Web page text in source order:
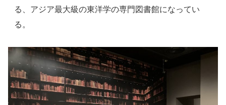
る、アジア最大級の東洋学の専門図書館になってい
る。